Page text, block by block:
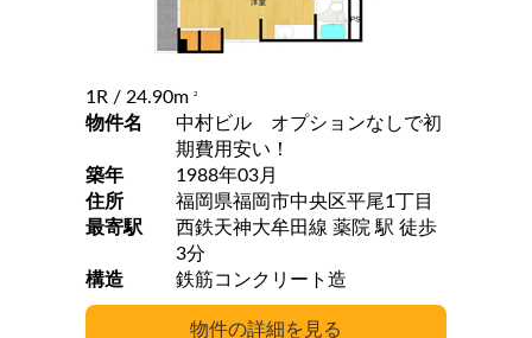
1R / 24.90m 2
物件名
中村ビル オプションなしで初
期費用安い！
築年
1988年03月
住所
福岡県福岡市中央区平尾1丁目
最寄駅
西鉄天神大牟田線 薬院 駅 徒歩
3分
構造
鉄筋コンクリート造